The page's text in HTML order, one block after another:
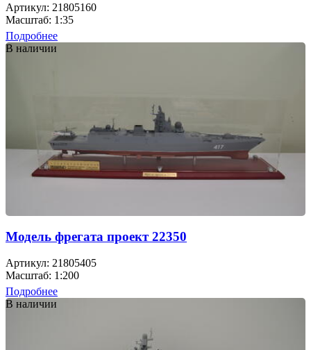
Артикул: 21805160
Масштаб: 1:35
Подробнее
В наличии
Модель фрегата проект 22350
Артикул: 21805405
Масштаб: 1:200
Подробнее
В наличии